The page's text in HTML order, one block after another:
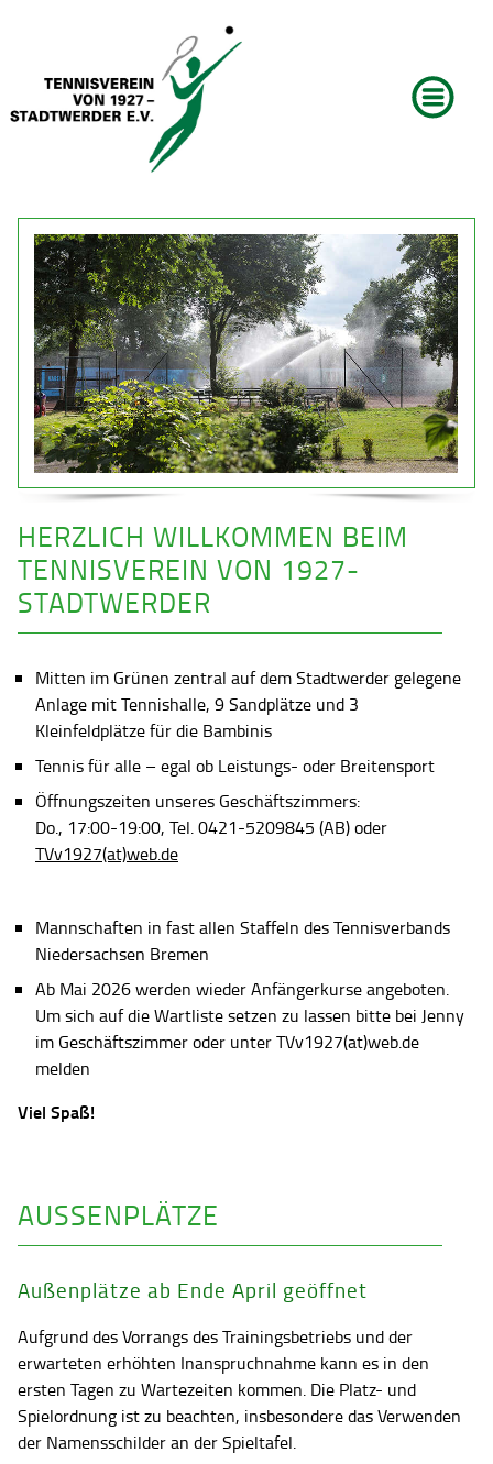
HERZLICH WILLKOMMEN BEIM
TENNISVEREIN VON 1927-
STADTWERDER
Mitten im Grünen zentral auf dem Stadtwerder gelegene
Anlage mit Tennishalle, 9 Sandplätze und 3
Kleinfeldplätze für die Bambinis
Tennis für alle – egal ob Leistungs- oder Breitensport
Öffnungszeiten unseres Geschäftszimmers:
Do., 17:00-19:00, Tel. 0421-5209845 (AB) oder
TVv1927(at)web.de
Mannschaften in fast allen Staffeln des Tennisverbands
Niedersachsen Bremen
Ab Mai 2026 werden wieder Anfängerkurse angeboten.
Um sich auf die Wartliste setzen zu lassen bitte bei Jenny
im Geschäftszimmer oder unter TVv1927(at)web.de
melden
Viel Spaß!
AUSSENPLÄTZE
Außenplätze ab Ende April geöffnet
Aufgrund des Vorrangs des Trainingsbetriebs und der
erwarteten erhöhten Inanspruchnahme kann es in den
ersten Tagen zu Wartezeiten kommen. Die Platz- und
Spielordnung ist zu beachten, insbesondere das Verwenden
der Namensschilder an der Spieltafel.